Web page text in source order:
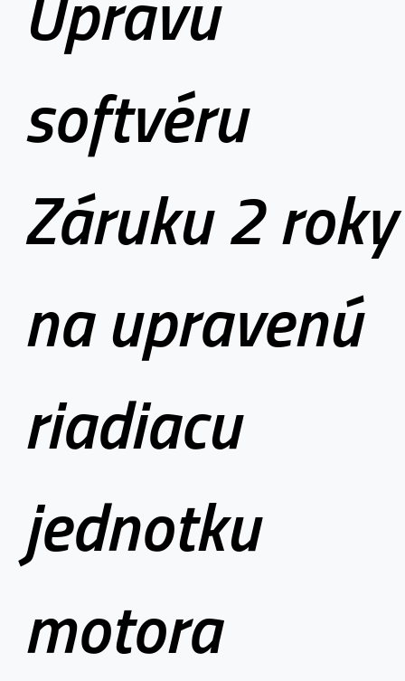
softvéru
Záruku 2 roky
na upravenú
riadiacu
jednotku
motora